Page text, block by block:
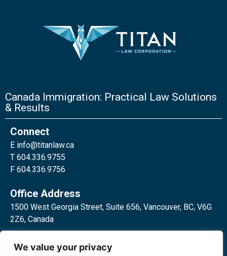
We value your privacy
Canada Immigration: Practical Law Solutions
& Results
Connect
E info@titanlaw.ca
T 604.336.9755
F 604.336.9756
Office Address
1500 West Georgia Street, Suite 656, Vancouver, BC, V6G
2Z6, Canada
Toronto, ON, M4W 3E2, Canada